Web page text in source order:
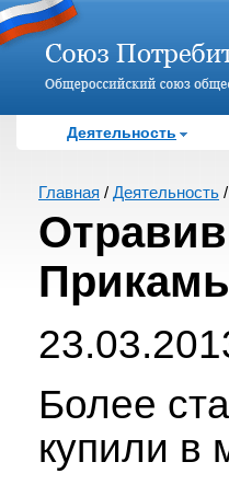
Деятельность
Главная / Деятельность /
Более
купили в